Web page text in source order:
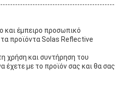
και έμπειρο προσωπικό
προϊόντα Solas Reflective
χρήση και συντήρηση του
με το προϊόν σας και θα σας